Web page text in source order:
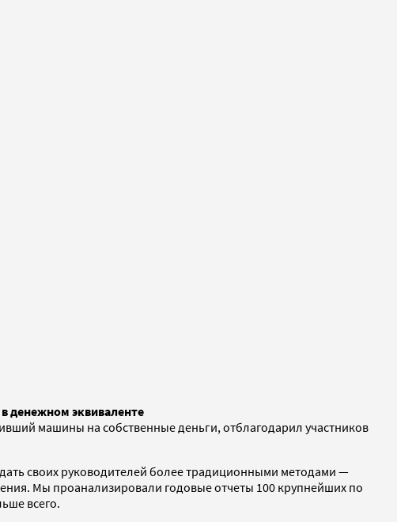
денежном эквиваленте
машины на собственные деньги, отблагодарил участников
своих руководителей более традиционными методами —
Мы проанализировали годовые отчеты 100 крупнейших по
всего.